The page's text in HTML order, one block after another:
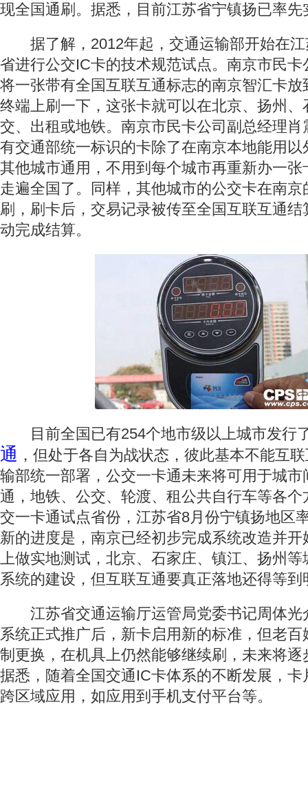
现全国通刷。据悉，目前江苏省宁镇扬已率先
据了解，2012年起，交通运输部开始在江
省进行公交IC卡的技术规范试点。南京市民
将一张带有全国互联互通标志的南京智汇卡
终端上刷一下，这张卡就可以在北京、扬州
交、出租或地铁。南京市民卡公司副总经理
有交通部统一标识的卡除了在南京本地能用
其他城市通用，不用到每个城市再重新办一
走遍全国了。同样，其他城市的公交卡在南
刷，刷卡后，交易记录被传至全国互联互通
动完成结算。
目前全国已有254个地市级以上城市发行
通 ，但处于各自为战状态，彼此基本不能互
输部统一部署，公交一卡通未来将可用于城市
通，地铁、公交、轮渡、租公共自行车等各
交一卡通试点省份，江苏省8月份宁镇扬地区
新的进度是，南京已经初步完成系统改造并
上做实地测试，北京、石家庄、镇江、扬州
系统的建设，但互联互通要真正落地还得等到
江苏省交通运输厅运管局党委书记周体光
系统正式推广后，新卡启用新的标准，但老
制更换，在机具上仍然能够继续刷，未来将
据悉，随着全国交通IC卡体系的不断发展，
跨区域应用，如应用到手机支付平台等。